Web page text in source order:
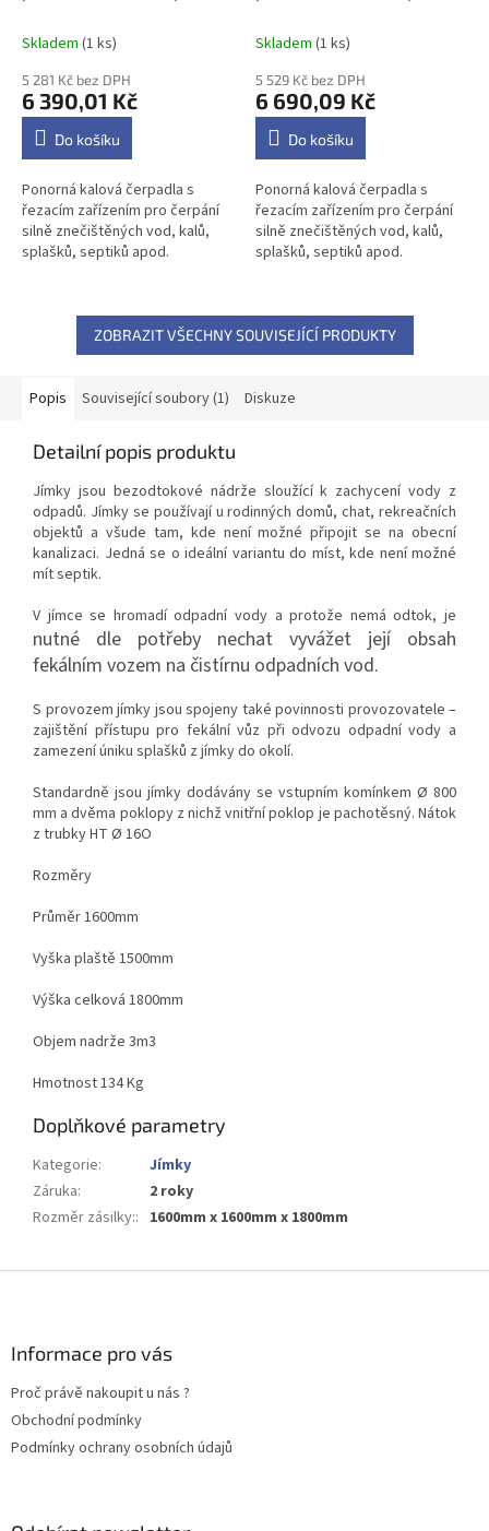
8-0.75QGF 230V
Skladem (1 ks)
5 281 Kč bez DPH
6 390,01 Kč
Do košíku
Ponorná kalová čerpadla s
řezacím zařízením pro čerpání
silně znečištěných vod, kalů,
splašků, septiků apod.
12-1.1QGF 230V
Skladem (1 ks)
5 529 Kč bez DPH
6 690,09 Kč
Do košíku
Ponorná kalová čerpadla s
řezacím zařízením pro čerpání
silně znečištěných vod, kalů,
splašků, septiků apod.
ZOBRAZIT VŠECHNY SOUVISEJÍCÍ PRODUKTY
Popis Související soubory (1) Diskuze
Detailní popis produktu
Jímky jsou bezodtokové nádrže sloužící k zachycení vody z
odpadů. Jímky se používají u rodinných domů, chat, rekreačních
objektů a všude tam, kde není možné připojit se na obecní
kanalizaci. Jedná se o ideální variantu do míst, kde není možné
mít septik.
V jímce se hromadí odpadní vody a protože nemá odtok, je
nutné dle potřeby nechat vyvážet její obsah
fekálním vozem na čistírnu odpadních vod.
S provozem jímky jsou spojeny také povinnosti provozovatele –
zajištění přístupu pro fekální vůz při odvozu odpadní vody a
zamezení úniku splašků z jímky do okolí.
Standardně jsou jímky dodávány se vstupním komínkem Ø 800
mm a dvěma poklopy z nichž vnitřní poklop je pachotěsný. Nátok
z trubky HT Ø 16O
Rozměry
Průměr 1600mm
Vyška plaště 1500mm
Výška celková 1800mm
Objem nadrže 3m3
Hmotnost 134 Kg
Doplňkové parametry
Kategorie:
Jímky
Záruka:
2 roky
Rozměr zásilky:: 1600mm x 1600mm x 1800mm
Informace pro vás
Proč právě nakoupit u nás ?
Obchodní podmínky
Podmínky ochrany osobních údajů